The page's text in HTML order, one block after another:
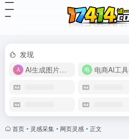
发现
AI生成图片视频
电商AI工具
首页 • 灵感采集 • 网页灵感 • 正文